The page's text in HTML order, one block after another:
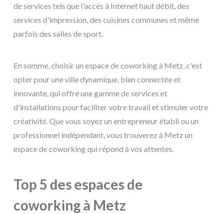
de services tels que l'accès à Internet haut débit, des
services d'impression, des cuisines communes et même
parfois des salles de sport.
En somme, choisir un espace de coworking à Metz, c'est
opter pour une ville dynamique, bien connectée et
innovante, qui offre une gamme de services et
d'installations pour faciliter votre travail et stimuler votre
créativité. Que vous soyez un entrepreneur établi ou un
professionnel indépendant, vous trouverez à Metz un
espace de coworking qui répond à vos attentes.
Top 5 des espaces de
coworking à Metz